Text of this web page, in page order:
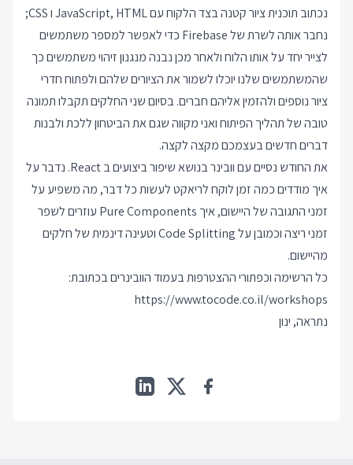
נכתוב תוכנית ציור קטנה בצד הלקוח עם JavaScript, HTML ו CSS;
נחבר אותה לשרת של Firebase כדי לאפשר למספר משתמשים
לצייר יחד על אותו הלוח ולאחר מכן נבנה מנגנון זיהוי משתמשים כך
שהמשתמשים שלנו יוכלו לשמור את הציורים שלהם ולפתוח חדרי
ציור נוספים ולהזמין אליהם חברים. בסיום שני החלקים תקבלו תמונה
טובה של תהליך הפיתוח ואני מקווה שגם את הביטחון ללכת ולבנות
דברים חדשים בעצמכם מקצה לקצה.
את החודש נסיים עם וובינר בנושא שיפור ביצועים ב React. נדבר על
איך מודדים כמה זמן לוקח לריאקט לעשות כל דבר, מה משפיע על
זמני התגובה של היישום, איך Pure Components עוזרים לשפר
זמני ריצה וכמובן על Code Splitting וטעינה דינמית של חלקים
מהיישום.
כל הרשימה וכפתורי ההצטרפות בעמוד הוובינרים בכתובת:
https://www.tocode.co.il/workshops
נתראה, ינון